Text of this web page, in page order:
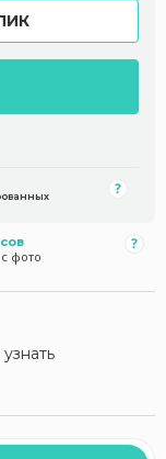
фото